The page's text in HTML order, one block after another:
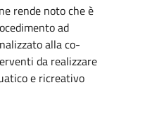
rende noto che è
ad
alla co-
da realizzare
e ricreativo